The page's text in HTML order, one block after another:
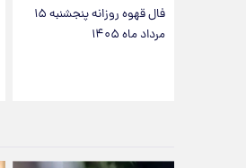
فال قهوه روزانه پنجشنبه ۱۵
مرداد ماه ۱۴۰۵